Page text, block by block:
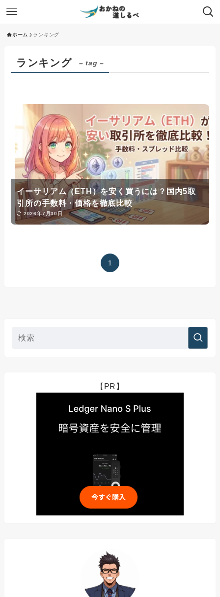
ホーム ランキング
ランキング – tag –
イーサリアム（ETH）を安く買うには？国内5取
引所の手数料・価格を徹底比較
2026年7月30日
1
【PR】